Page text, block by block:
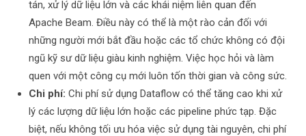
tán, xử lý dữ liệu lớn và các khái niệm liên quan đến
Apache Beam. Điều này có thể là một rào cản đối với
những người mới bắt đầu hoặc các tổ chức không có đội
ngũ kỹ sư dữ liệu giàu kinh nghiệm. Việc học hỏi và làm
quen với một công cụ mới luôn tốn thời gian và công sức.
Chi phí: Chi phí sử dụng Dataflow có thể tăng cao khi xử
lý các lượng dữ liệu lớn hoặc các pipeline phức tạp. Đặc
biệt, nếu không tối ưu hóa việc sử dụng tài nguyên, chi phí